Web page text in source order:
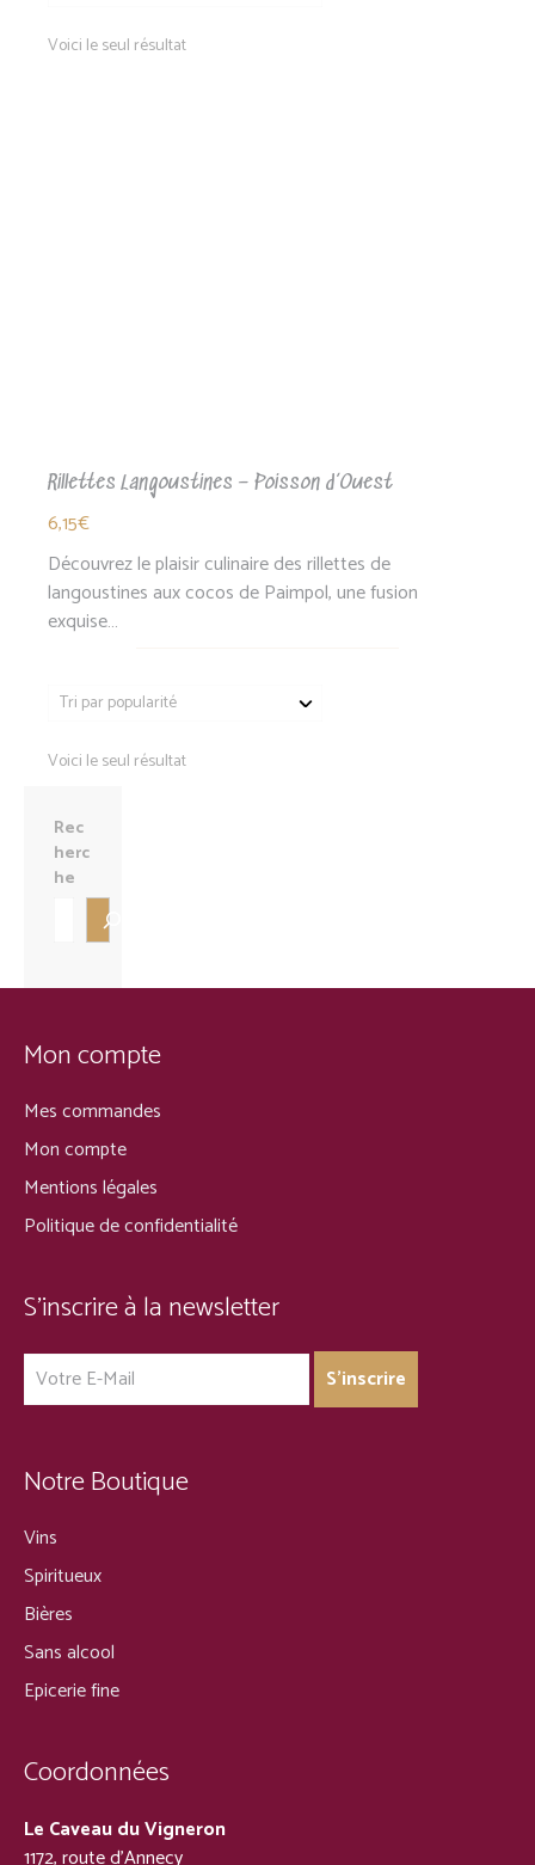
Voici le seul résultat
Rillettes Langoustines – Poisson d’Ouest
6,15€
Découvrez le plaisir culinaire des rillettes de
langoustines aux cocos de Paimpol, une fusion
exquise…
Voici le seul résultat
Rec
herc
he
Mon compte
Mes commandes
Mon compte
Mentions légales
Politique de confidentialité
S’inscrire à la newsletter
Notre Boutique
Vins
Spiritueux
Bières
Sans alcool
Epicerie fine
Coordonnées
Le Caveau du Vigneron
1172, route d’Annecy